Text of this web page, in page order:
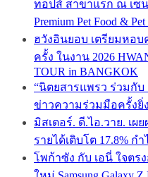
ท็อปส์ สาขาแรก ณ เซ็
Premium Pet Food &
ฮวังอินยอบ เตรียมหอ
ครั้ง ในงาน 2026
TOUR in BANGKOK
“นิตยสารแพรว ร่วมกั
ข่าวความร่วมมือครั้งยิ่
มิสเตอร์. ดี.ไอ.วาย. เผ
รายได้เติบโต 17.8% ก
โพก้าซัง กับ เอนี่ ใจตร